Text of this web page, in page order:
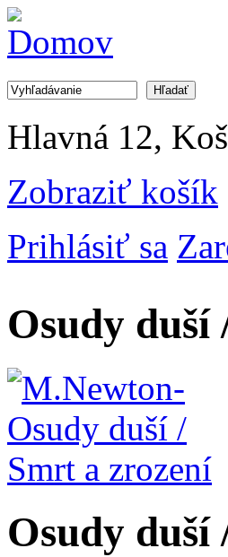
Jump to Navigation
Vyhľadávanie
Hlavná 12,
Zobraziť košík
Prihlásiť sa
Osudy duší
Osudy duší